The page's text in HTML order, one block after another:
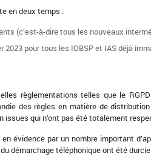
en deux temps :
(c’est-à-dire tous les nouveaux
2023 pour tous les IOBSP et IAS déjà
règlementations telles que le
des règles en matière de
qui n’ont pas été totalement
évidence par un nombre important
démarchage téléphonique ont été